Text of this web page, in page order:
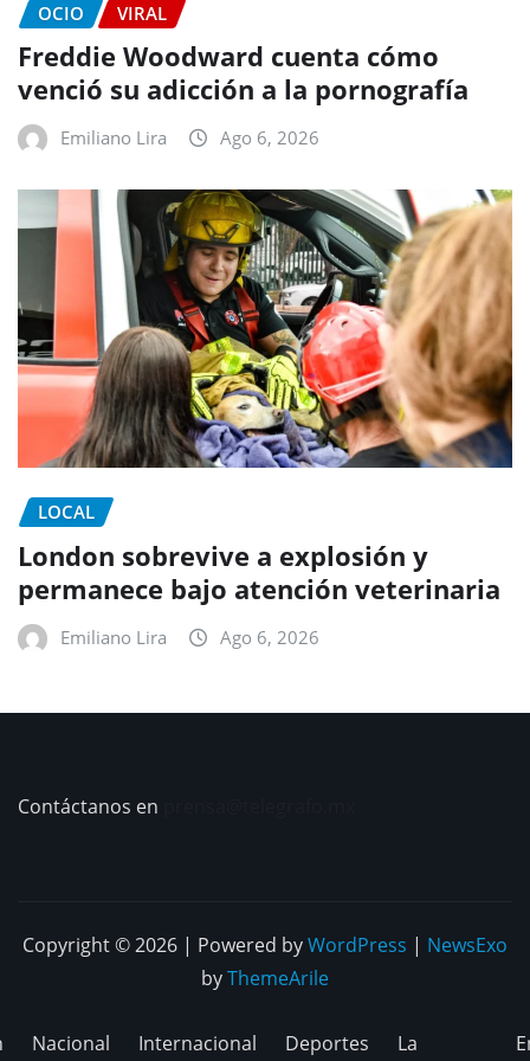
OCIO VIRAL
Freddie Woodward cuenta cómo
venció su adicción a la pornografía
Emiliano Lira Ago 6, 2026
LOCAL
London sobrevive a explosión y
permanece bajo atención veterinaria
Emiliano Lira Ago 6, 2026
Contáctanos en
Copyright © 2026 | Powered byWordPress | NewsExo
byThemeArile
Nacional Internacional Deportes
La